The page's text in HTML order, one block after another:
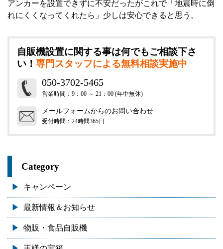
アンカーを設置できずに不安だったがこれで「地震時に倒
れにくくなってくれたら」少しは安心できると思う。
自販機設置に関する事は何でもご相談下さ
い！ 専門スタッフによる無料相談実施中
050-3702-5465
営業時間：9：00 ～ 21：00 (年中無休)
メールフォームからのお問い合わせ
受付時間：24時間365日
Category
キャンペーン
最新情報＆お知らせ
物販・食品自販機